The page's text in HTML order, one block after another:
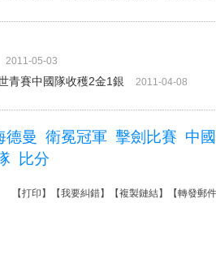
2011-05-03
青賽中國隊收穫2金1銀 2011-04-08
德曼 衛冕冠軍 擊劍比賽 中
比分
【打印 】【我要糾錯】【複製鏈結】【轉發郵件